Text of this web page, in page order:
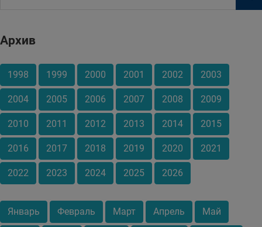
Архив
1998 1999 2000 2001 2002 2003
2004 2005 2006 2007 2008 2009
2010 2011 2012 2013 2014 2015
2016 2017 2018 2019 2020 2021
2022 2023 2024 2025 2026
Январь Февраль Март Апрель Май